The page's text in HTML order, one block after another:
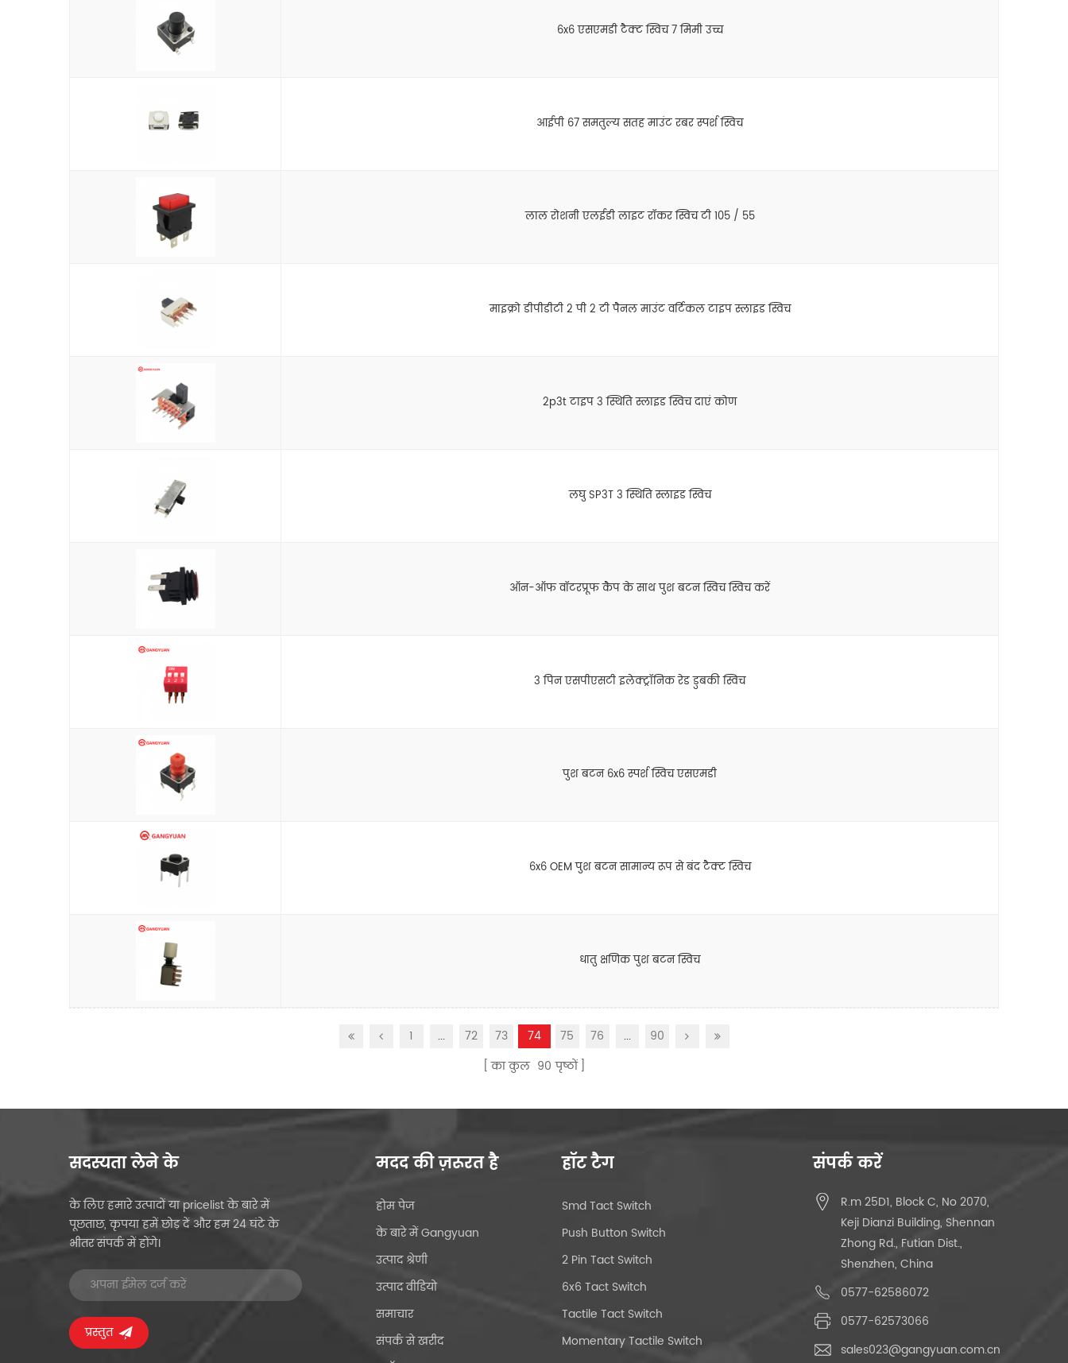
6x6 एसएमडी टैक्ट स्विच 7 मिमी उच्च
आईपी 67 समतुल्य सतह माउंट रबर स्पर्श स्विच
लाल रोशनी एलईडी लाइट रॉकर स्विच टी 105 / 55
माइक्रो डीपीडीटी 2 पी 2 टी पैनल माउंट वर्टिकल टाइप स्लाइड स्विच
2p3t टाइप 3 स्थिति स्लाइड स्विच दाएं कोण
लघु SP3T 3 स्थिति स्लाइड स्विच
ऑन-ऑफ वॉटरप्रूफ कैप के साथ पुश बटन स्विच स्विच करें
3 पिन एसपीएसटी इलेक्ट्रॉनिक रेड डुबकी स्विच
पुश बटन 6x6 स्पर्श स्विच एसएमडी
6x6 OEM पुश बटन सामान्य रूप से बंद टैक्ट स्विच
धातु क्षणिक पुश बटन स्विच
1 ... 72 73 74 75 76 ...
90
का कुल 90 पृष्ठों
सदस्यता लेने के
के लिए हमारे उत्पादों या pricelist के बारे में
पूछताछ, कृपया हमें छोड़ दें और हम 24 घंटे के
भीतर संपर्क में होंगे।
मदद की ज़रूरत है
होम पेज
के बारे में Gangyuan
उत्पाद श्रेणी
उत्पाद वीडियो
समाचार
संपर्क से खरीद
हॉट टैग
Smd Tact Switch
Push Button Switch
2 Pin Tact Switch
6x6 Tact Switch
Tactile Tact Switch
Momentary Tactile Switch
संपर्क करें
R.m 25D1, Block C, No 2070,
Keji Dianzi Building, Shennan
Zhong Rd., Futian Dist.,
Shenzhen, China
0577-62586072
0577-62573066
sales023@gangyuan.com.cn